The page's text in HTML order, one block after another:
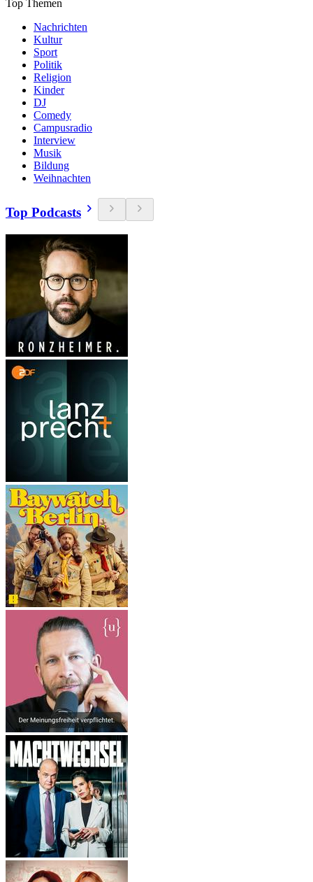
Top Themen
Nachrichten
Kultur
Sport
Politik
Religion
Kinder
DJ
Comedy
Campusradio
Interview
Musik
Bildung
Weihnachten
Top Podcasts